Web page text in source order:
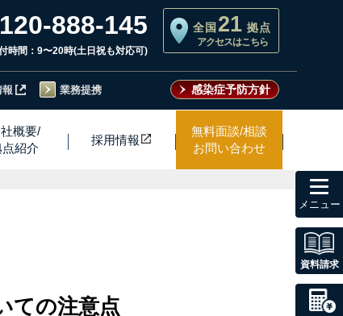
888-145
時間：9〜20時(土日祝も対応可)
全国 21 拠点
アクセスはこちら
業務提携 感染症予防方針
概要/
紹介
採用情報
無料面談/相談
お問い合わせ
ての注意点
資料請求